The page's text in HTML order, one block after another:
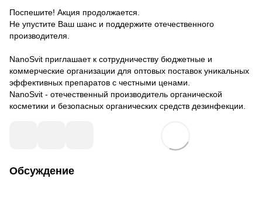
Поспешите! Акция продолжается.
Не упустите Ваш шанс и поддержите отечественного
производителя.
NanoSvit приглашает к сотрудничеству бюджетные и
коммерческие организации для оптовых поставок уникальных
эффективных препаратов с честными ценами.
NanoSvit - отечественный производитель органической
косметики и безопасных органических средств дезинфекции.
Обсуждение